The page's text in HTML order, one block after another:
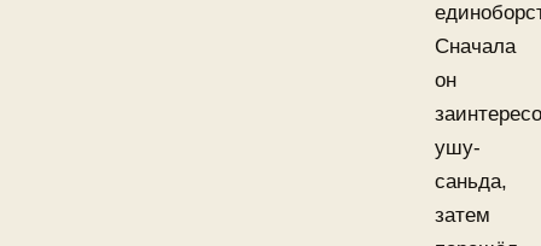
Сначала
он
ушу-
саньда,
затем